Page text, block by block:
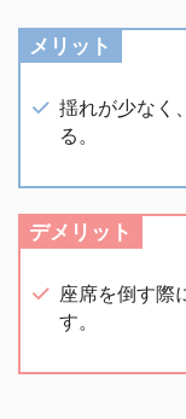
メリット
揺れが少なく
る。
デメリット
座席を倒す際
す。